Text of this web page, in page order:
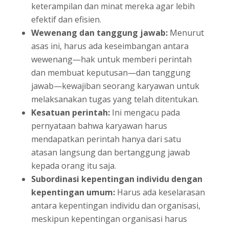
keterampilan dan minat mereka agar lebih
efektif dan efisien.
Wewenang dan tanggung jawab:Menurut
asas ini, harus ada keseimbangan antara
wewenang⁠—hak untuk memberi perintah
dan membuat keputusan⁠—dan tanggung
jawab⁠—kewajiban seorang karyawan untuk
melaksanakan tugas yang telah ditentukan.
Kesatuan perintah:Ini mengacu pada
pernyataan bahwa karyawan harus
mendapatkan perintah hanya dari satu
atasan langsung dan bertanggung jawab
kepada orang itu saja.
Subordinasi kepentingan individu dengan
kepentingan umum:Harus ada keselarasan
antara kepentingan individu dan organisasi,
meskipun kepentingan organisasi harus